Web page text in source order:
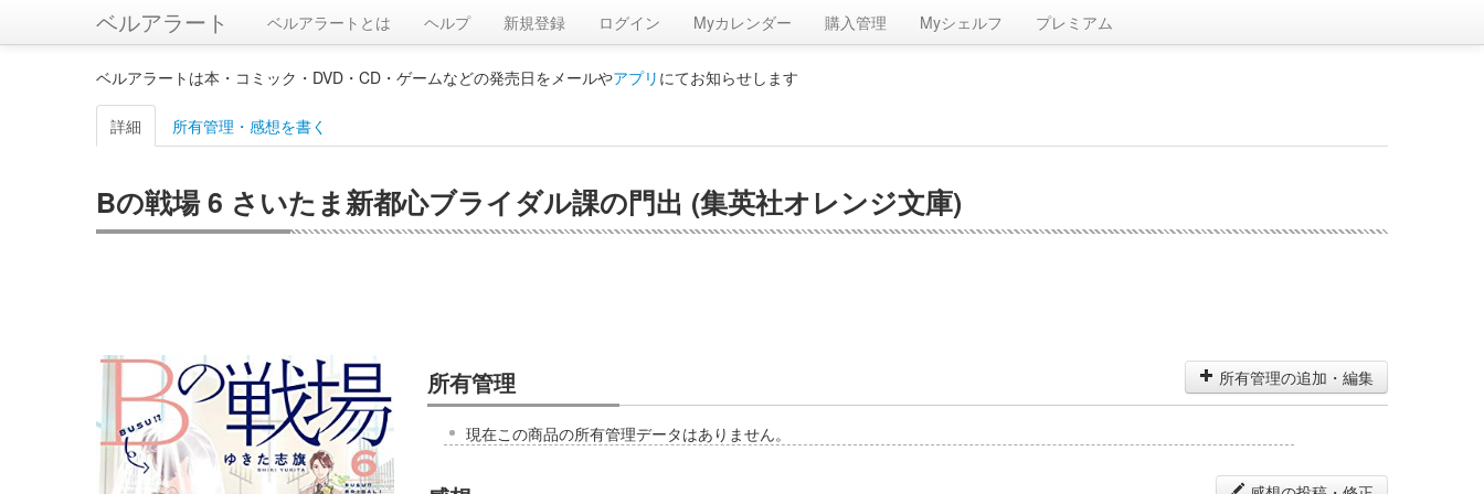
ベルアラート ベルアラートとは ヘルプ 新規登録 ログイン Myカレンダー 購入管理 Myシェルフ プレミアム
ベルアラートは本・コミック・DVD・CD・ゲームなどの発売日をメールやアプリ にてお知らせします
詳細 所有管理・感想を書く
Bの戦場 6 さいたま新都心ブライダル課の門出 (集英社オレンジ文庫)
所有管理 所有管理の追加・編集
現在この商品の所有管理データはありません。